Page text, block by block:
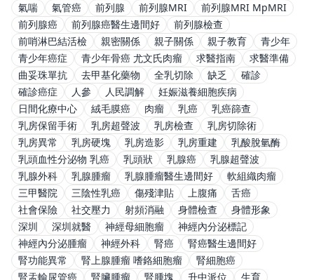
氣喘
氣管癌 前列腺 前列腺MRI
前列腺MRI MpMRI
前列腺癌
前列腺癌醫生邊間好
前列腺檢查
前哨淋巴結活檢
親密關係 親子關係 親子教育
青少年
青少年癌症
青少年骨癌 尤文氏肉瘤 求醫指南
求醫準備
曲妥珠單抗
去甲基化藥物 全乳切除 缺乏
確診
確診癌症
人參 人民調解
妊娠滋養細胞疾病
日間化療中心
絨毛膜癌 肉瘤 乳癌
乳癌篩查
乳房保留手術
乳房超聲波 乳房檢查
乳房切除術
乳房異常
乳房硬塊 乳房造影 乳房重建
乳酸脫氫酶
乳頭血性分泌物 乳癌
乳頭狀 乳腺癌
乳腺超聲波
乳腺外科
乳腺腫瘤 乳腺腫瘤醫生邊間好
軟組織肉瘤
三甲醫院
三陰性乳癌 傷殘津貼 上腹痛
舌癌
社會保險
社交壓力 射頻消融 身體檢查
身體形象
深圳
深圳就醫 神經母細胞瘤
神經內分泌標記
神經內分泌腫瘤
神經外科 腎癌
腎癌醫生邊間好
腎功能異常
腎上腺腫瘤 嗜鉻細胞瘤
腎細胞癌
腎盂輸尿管癌
腎臟腫瘤 腎腫塊 升中派位 生育